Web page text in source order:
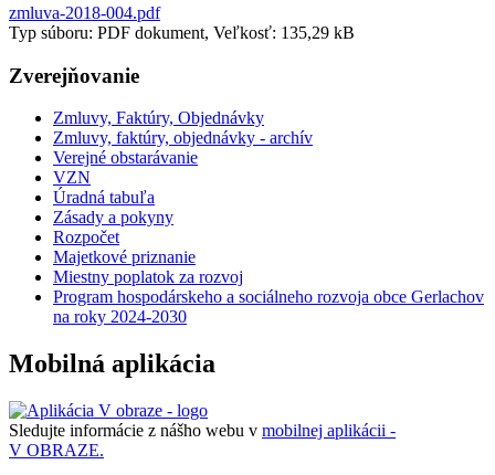
zmluva-2018-004.pdf
Typ súboru: PDF dokument, Veľkosť: 135,29 kB
Zverejňovanie
Zmluvy, Faktúry, Objednávky
Zmluvy, faktúry, objednávky - archív
Verejné obstarávanie
VZN
Úradná tabuľa
Zásady a pokyny
Rozpočet
Majetkové priznanie
Miestny poplatok za rozvoj
Program hospodárskeho a sociálneho rozvoja obce Gerlachov
na roky 2024-2030
Mobilná aplikácia
Sledujte informácie z nášho webu v mobilnej aplikácii -
V OBRAZE.